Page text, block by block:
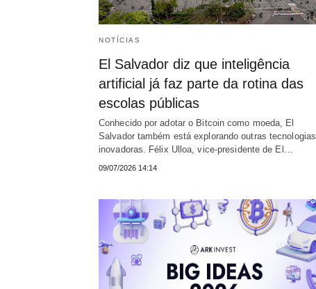
NOTÍCIAS
El Salvador diz que inteligência
artificial já faz parte da rotina das
escolas públicas
Conhecido por adotar o Bitcoin como moeda, El
Salvador também está explorando outras tecnologias
inovadoras. Félix Ulloa, vice-presidente de El…
09/07/2026 14:14